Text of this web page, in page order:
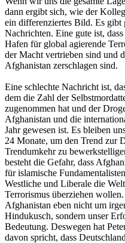
dann ergibt sich, wie der
ein differenziertes Bild. Es gibt
Nachrichten. Eine gute ist,
Hafen für global agierende
der Macht vertrieben sind und
Afghanistan zerschlagen sind.
Eine schlechte Nachricht ist,
dem die Zahl der
zugenommen hat und der
Afghanistan und die
Jahr gewesen ist. Es bleiben
24 Monate, um den Trend zur
Trendumkehr zu
besteht die Gefahr, dass
für islamische
Westliche und Liberale die
Terrorismus überziehen
Afghanistan eben nicht um
Hindukusch, sondern unser
Bedeutung. Deswegen hat
davon spricht, dass